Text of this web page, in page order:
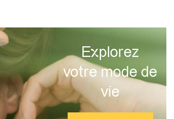
Explorez
votre mode de
vie